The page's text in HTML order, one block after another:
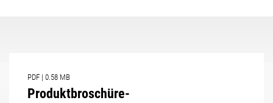
PDF | 0.58 MB
Produktbroschüre-